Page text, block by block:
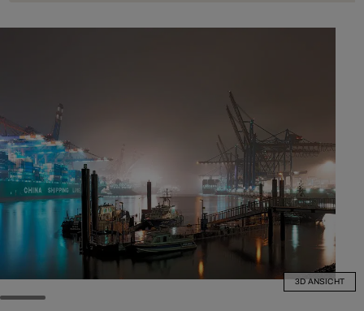
3D ANSICHT